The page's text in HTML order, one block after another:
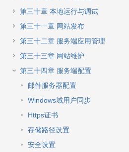
第三十章 本地运行与调试
第三十一章 网站发布
第三十二章 服务端应用管理
第三十三章 网站维护
第三十四章 服务端配置
邮件服务器配置
Windows域用户同步
Https证书
存储路径设置
安全设置